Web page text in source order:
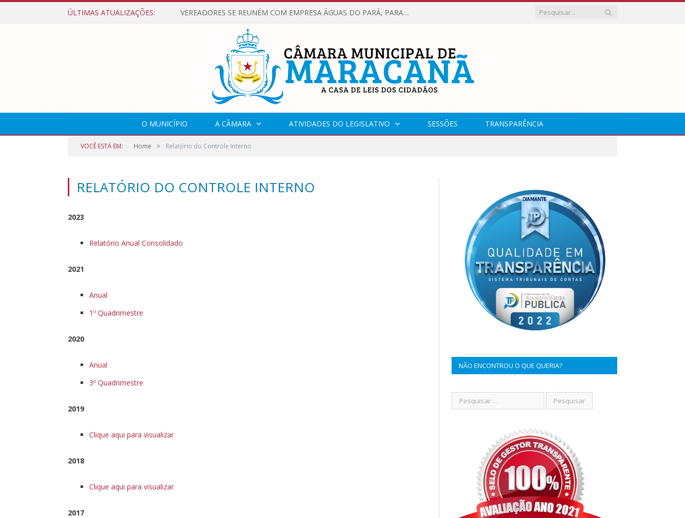
ÚLTIMAS ATUALIZAÇÕES: VEREADORES SE REUNÉM COM EMPRESA ÁGUAS DO PARÁ, PARA APRESENTAR REIVINDICAÇÕES E MELHORIAS NA QUALIDADE DOS SERVIÇOS OFERECIDOS Á POPULAÇÃO.
O MUNICÍPIO A CÂMARA ATIVIDADES DO LEGISLATIVO SESSÕES TRANSPARÊNCIA
VOCÊ ESTÁ EM: Home » Relatório do Controle Interno
RELATÓRIO DO CONTROLE INTERNO
2023
Relatório Anual Consolidado
2021
Anual
1º Quadrimestre
2020
Anual
3º Quadrimestre
2019
Clique aqui para visualizar
2018
Clique aqui para visualizar
2017
NÃO ENCONTROU O QUE QUERIA?